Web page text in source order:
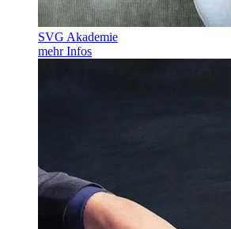
SVG Akademie
mehr Infos